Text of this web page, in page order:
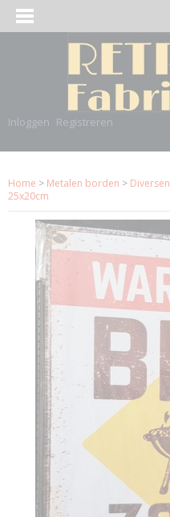
Inloggen Registreren
Home > Metalen borden > Diversen
25x20cm